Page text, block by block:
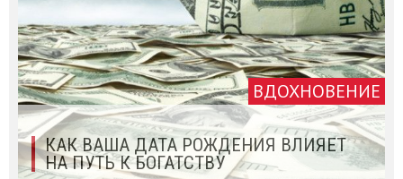
ВДОХНОВЕНИЕ
КАК ВАША ДАТА РОЖДЕНИЯ ВЛИЯЕТ
НА ПУТЬ К БОГАТСТВУ